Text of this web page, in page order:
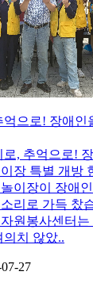
으로! 장애인
, 추억으로!
장 특별 개방
이장이 장애
리로 가득 찼
원봉사센터
의치 않았..
27